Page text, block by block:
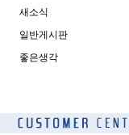
새소식
일반게시판
좋은생각